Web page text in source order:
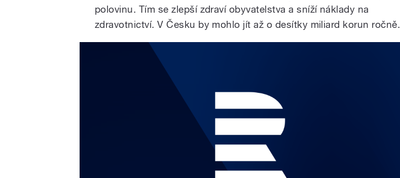
polovinu. Tím se zlepší zdraví obyvatelstva a sníží náklady na
zdravotnictví. V Česku by mohlo jít až o desítky miliard korun ročně.